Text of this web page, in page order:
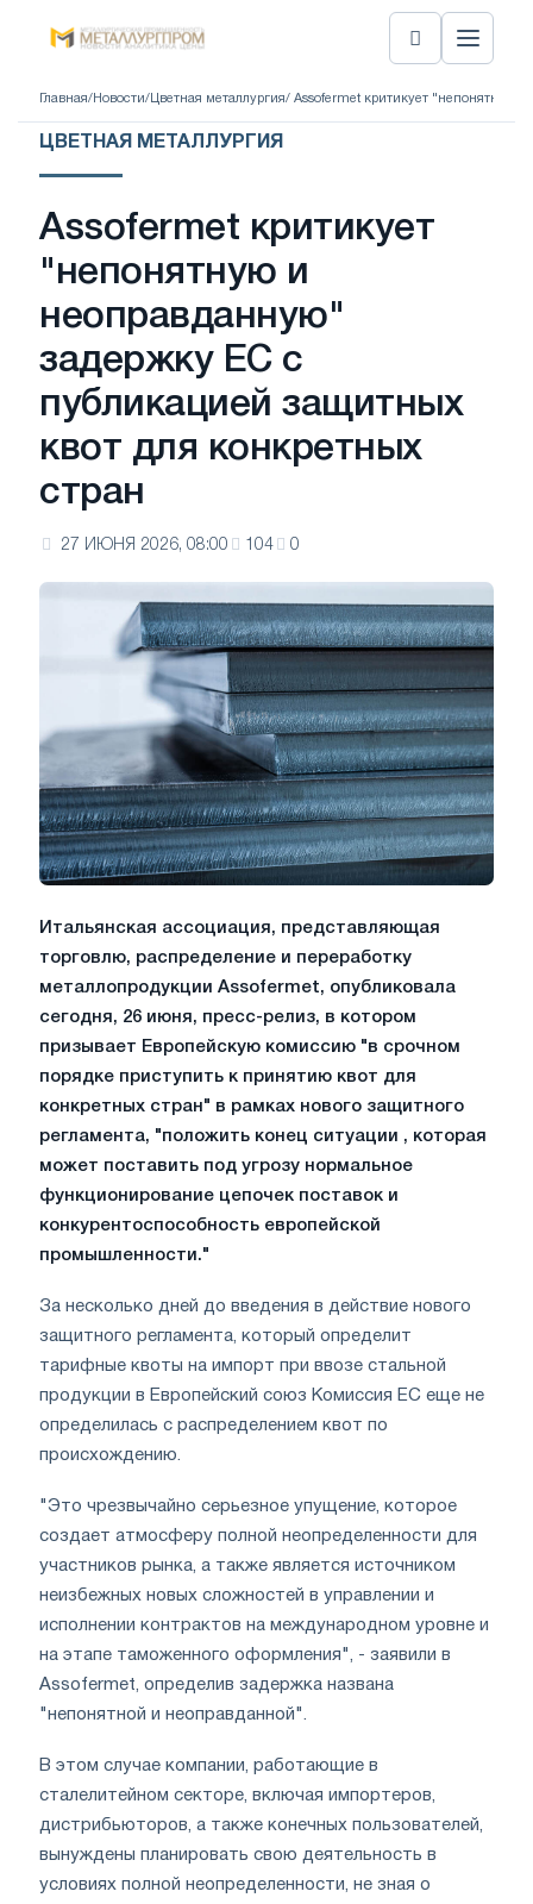
Главная/ Новости/ Цветная металлургия/ Assofermet критикует "непонятную
ЦВЕТНАЯ МЕТАЛЛУРГИЯ
Assofermet критикует
"непонятную и
неоправданную"
задержку ЕС с
публикацией защитных
квот для конкретных
стран
27 ИЮНЯ 2026, 08:00 104 0
Итальянская ассоциация, представляющая
торговлю, распределение и переработку
металлопродукции Assofermet, опубликовала
сегодня, 26 июня, пресс-релиз, в котором
призывает Европейскую комиссию "в срочном
порядке приступить к принятию квот для
конкретных стран" в рамках нового защитного
регламента, "положить конец ситуации , которая
может поставить под угрозу нормальное
функционирование цепочек поставок и
конкурентоспособность европейской
промышленности."
За несколько дней до введения в действие нового
защитного регламента, который определит
тарифные квоты на импорт при ввозе стальной
продукции в Европейский союз Комиссия ЕС еще не
определилась с распределением квот по
происхождению.
"Это чрезвычайно серьезное упущение, которое
создает атмосферу полной неопределенности для
участников рынка, а также является источником
неизбежных новых сложностей в управлении и
исполнении контрактов на международном уровне и
на этапе таможенного оформления", - заявили в
Assofermet, определив задержка названа
"непонятной и неоправданной".
В этом случае компании, работающие в
сталелитейном секторе, включая импортеров,
дистрибьюторов, а также конечных пользователей,
вынуждены планировать свою деятельность в
условиях полной неопределенности, не зная о